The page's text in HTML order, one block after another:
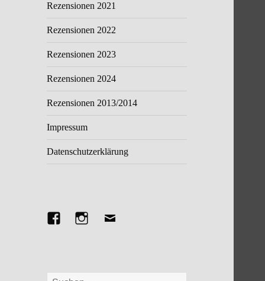
Rezensionen 2021
Rezensionen 2022
Rezensionen 2023
Rezensionen 2024
Rezensionen 2013/2014
Impressum
Datenschutzerklärung
FacebookInstagram
E-
Suchen